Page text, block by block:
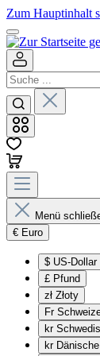
Zum Hauptinhalt
Menü
€ Euro
$ US-Dollar
£ Pfund
zł Złoty
Fr
kr
kr